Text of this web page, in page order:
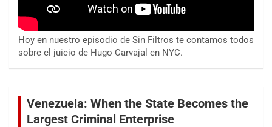
Hoy en nuestro episodio de Sin Filtros te contamos todos
sobre el juicio de Hugo Carvajal en NYC.
Venezuela: When the State Becomes the
Largest Criminal Enterprise